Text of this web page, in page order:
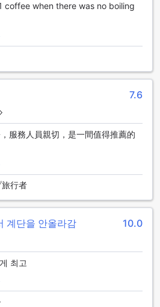
室設備
、快適な滞在を実現するために、
しています。お部屋には、髪を素
アドライヤーが用意されており、
ることができます。また、リラッ
や衛星放送/Cable TVでお気に入り
、旅の疲れを癒すことができま
手軽に楽しめるコーヒーメーカー
きる冷蔵庫も完備されていますの
できます。バスルームには高品質
お約束します。エデンセンターホ
さと機能性を兼ね備えた空間で、
のにしてくれることでしょう。
は、ゲストの皆様に快適で魅力的
ています。食事は、毎日のハウス
て清潔で整えられたダイニングエ
す。朝食、昼食、夕食の各食事
用した美味しい料理で構成されて
な味わいを感じることができま
coffee when there was no boiling
7.6
服務人員親切，是一間值得推薦的
行者
계단을 안올라감 10.0
최고